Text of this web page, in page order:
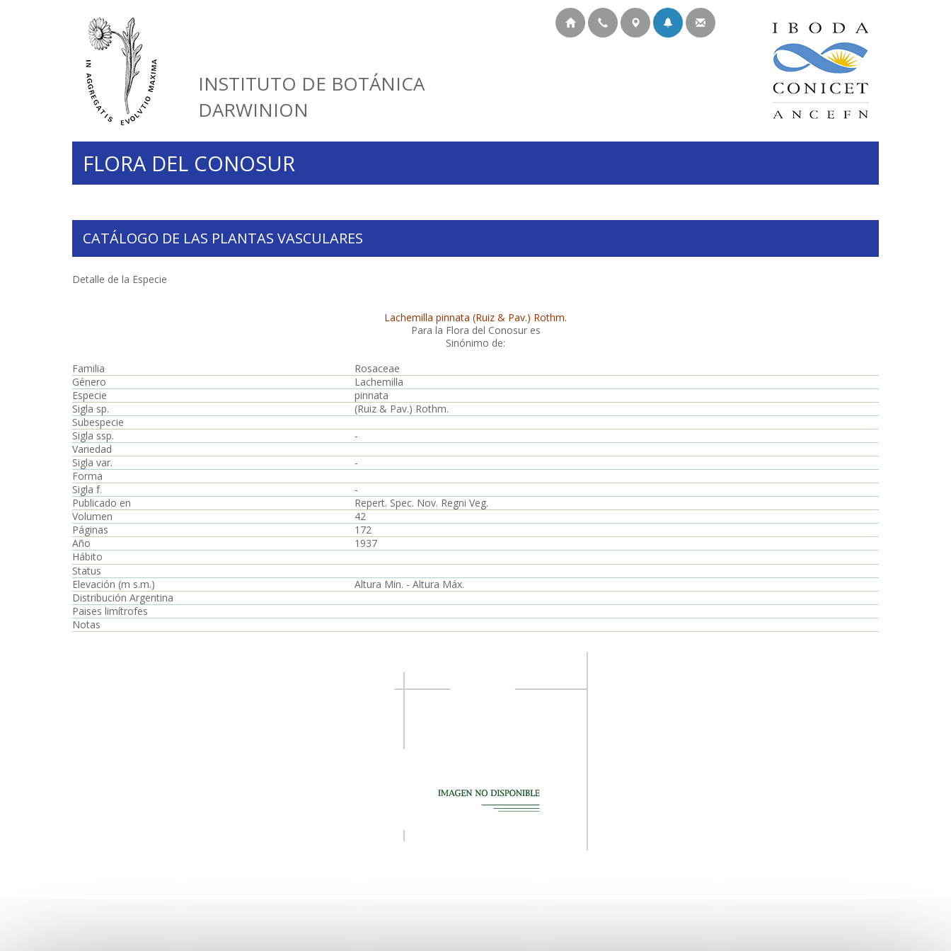
INSTITUTO DE BOTÁNICA
DARWINION
FLORA DEL CONOSUR
CATÁLOGO DE LAS PLANTAS VASCULARES
Detalle de la Especie
Lachemilla pinnata (Ruiz & Pav.) Rothm.
Para la Flora del Conosur es
Sinónimo de:
Familia
Rosaceae
Género
Lachemilla
Especie
pinnata
Sigla sp.
(Ruiz & Pav.) Rothm.
Subespecie
Sigla ssp.
-
Variedad
Sigla var.
-
Forma
Sigla f.
-
Publicado en
Repert. Spec. Nov. Regni Veg.
Volumen
42
Páginas
172
Año
1937
Hábito
Status
Elevación (m s.m.)
Altura Min. - Altura Máx.
Distribución Argentina
Paises limítrofes
Notas